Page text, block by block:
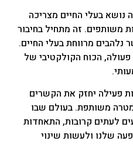
בעלי החיים מצריכה
משותפים. זה מתחיל בחיבור
נלהבים מרווחת בעלי החיים.
הכוח הקולקטיבי של
פעילה יחזק את הקשרים
משותפת. בעולם שבו
לעתים קרובות, התאחדות
שלנו ולעשות שינוי